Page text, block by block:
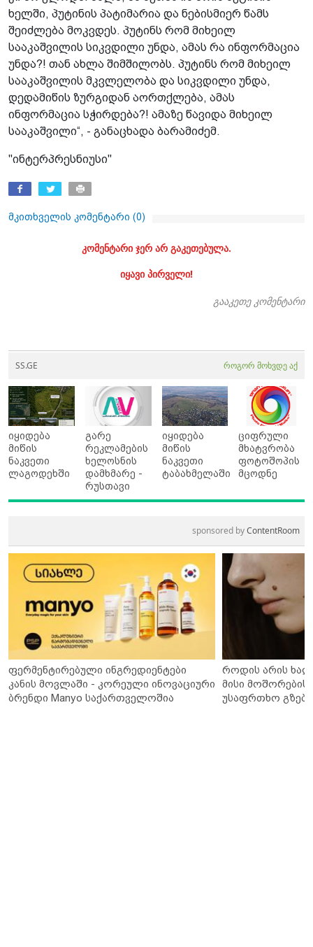
ხელში, პუტინის პატიმარია და ნებისმიერ წამს
შეიძლება მოკვდეს. პუტინს რომ მიხეილ
სააკაშვილის სიკვდილი უნდა, ამას რა ინფორმაცია
უნდა?! თან ახლა შიმშილობს. პუტინს რომ მიხეილ
სააკაშვილის მკვლელობა და სიკვდილი უნდა,
დედამიწის ზურგიდან აორთქლება, ამას
ინფორმაცია სჭირდება?! ამაზე წავიდა მიხეილ
სააკაშვილი“, - განაცხადა ბარამიძემ.
"ინტერპრესნიუსი"
მკითხველის კომენტარი (0)
კომენტარი ჯერ არ გაკეთებულა.
იყავი პირველი!
გააკეთე კომენტარი
SS.GE როგორ მოხვდე აქ
იყიდება
მიწის
ნაკვეთი
ლაგოდეხში
გარე
რეკლამების
ხელოსნის
დამხმარე -
რუსთავი
იყიდება
მიწის
ნაკვეთი
ტაბახმელაში
ციფრული
მხატვრობა
ფოტოშოპის
მცოდნე
sponsored byContentRoom
ფერმენტირებული ინგრედიენტები
კანის მოვლაში - კორეული ინოვაციური
ბრენდი Manyo საქართველოშია
როდის არის
მისი მოშორების
უსაფრთხო გზები